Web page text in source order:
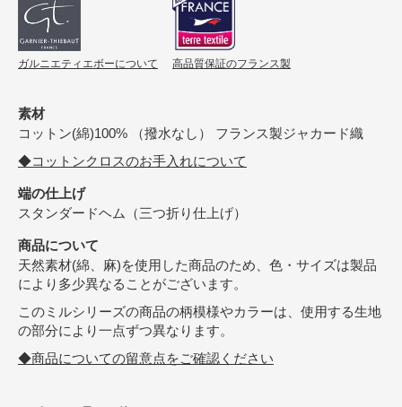
ガルニエティエボーについて 高品質保証のフランス製
素材
コットン(綿)100% （撥水なし） フランス製ジャカード織
◆コットンクロスのお手入れについて
端の仕上げ
スタンダードヘム（三つ折り仕上げ）
商品について
天然素材(綿、麻)を使用した商品のため、色・サイズは製品
により多少異なることがございます。
このミルシリーズの商品の柄模様やカラーは、使用する生地
の部分により一点ずつ異なります。
◆商品についての留意点をご確認ください